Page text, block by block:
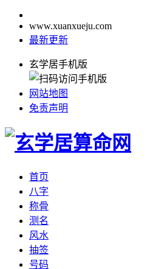
www.xuanxueju.com
最新更新
玄学居手机版
网站地图
免责声明
首页
八字
称骨
测名
风水
抽签
号码